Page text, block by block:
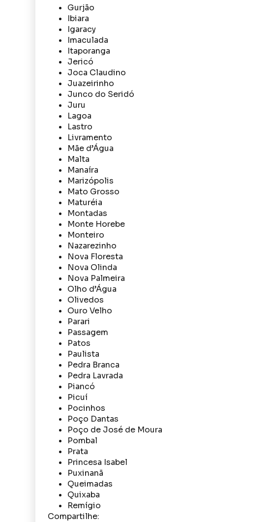
Gurjão
Ibiara
Igaracy
Imaculada
Itaporanga
Jericó
Joca Claudino
Juazeirinho
Junco do Seridó
Juru
Lagoa
Lastro
Livramento
Mãe d’Água
Malta
Manaíra
Marizópolis
Mato Grosso
Maturéia
Montadas
Monte Horebe
Monteiro
Nazarezinho
Nova Floresta
Nova Olinda
Nova Palmeira
Olho d’Água
Olivedos
Ouro Velho
Parari
Passagem
Patos
Paulista
Pedra Branca
Pedra Lavrada
Piancó
Picuí
Pocinhos
Poço Dantas
Poço de José de Moura
Pombal
Prata
Princesa Isabel
Puxinanã
Queimadas
Quixaba
Remígio
Compartilhe: